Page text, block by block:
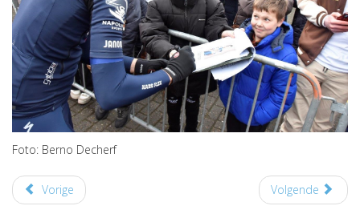
Foto: Berno Decherf
Vorige Volgende